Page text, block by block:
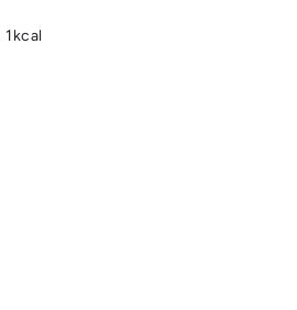
1kcal